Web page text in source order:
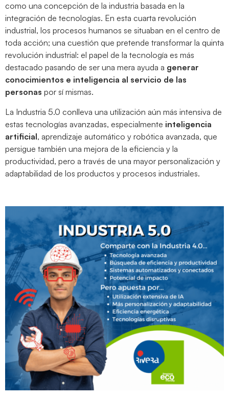
como una concepción de la industria basada en la
integración de tecnologías. En esta cuarta revolución
industrial, los procesos humanos se situaban en el centro de
toda acción; una cuestión que pretende transformar la quinta
revolución industrial: el papel de la tecnología es más
destacado pasando de ser una mera ayuda a generar
conocimientos e inteligencia al servicio de las
personas por sí mismas.
La Industria 5.0 conlleva una utilización aún más intensiva de
estas tecnologías avanzadas, especialmente inteligencia
artificial, aprendizaje automático y robótica avanzada, que
persigue también una mejora de la eficiencia y la
productividad, pero a través de una mayor personalización y
adaptabilidad de los productos y procesos industriales.